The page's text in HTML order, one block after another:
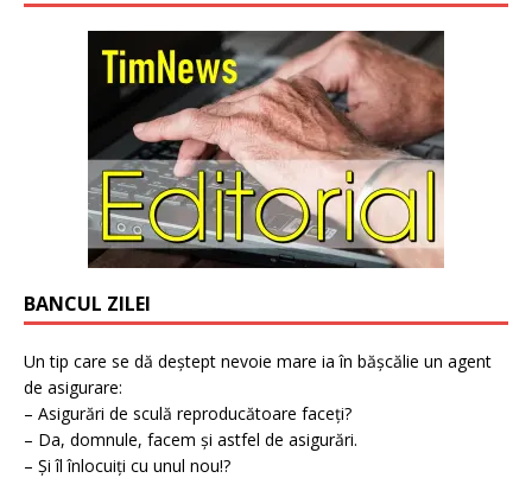
BANCUL ZILEI
Un tip care se dă deștept nevoie mare ia în bășcălie un agent
de asigurare:
– Asigurări de sculă reproducătoare faceți?
– Da, domnule, facem și astfel de asigurări.
– Și îl înlocuiți cu unul nou!?